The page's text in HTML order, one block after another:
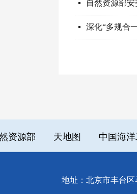
넷 自然资源部
넷 深化“多规合
地址：北京市丰台
资源部 天地图 中国海